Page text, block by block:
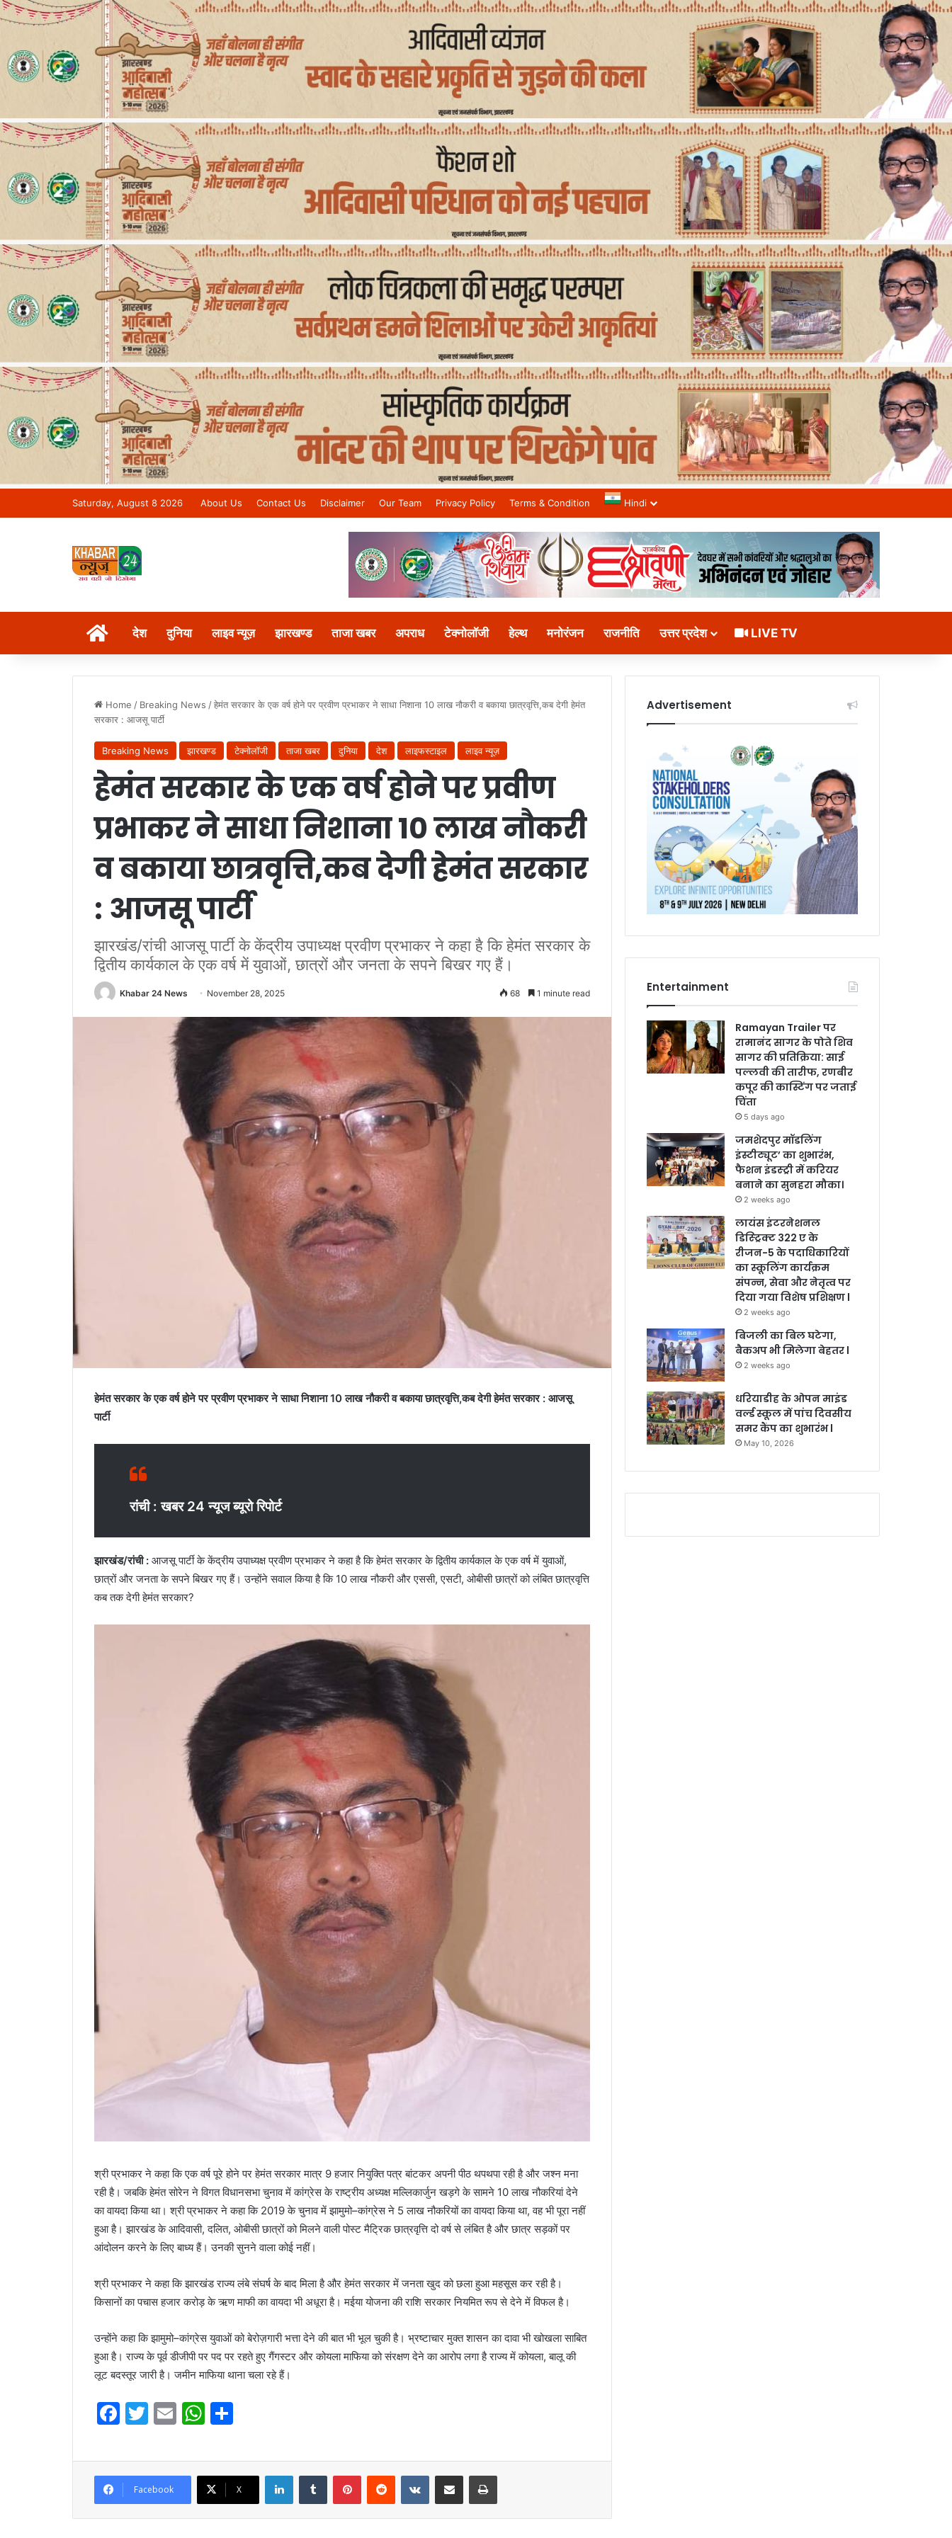
Saturday, August 8 2026 About Us Contact Us Disclaimer Our Team Privacy Policy Terms & Condition Hindi
Khabar 24 News Tv | Bihar/Jharkhand No.1 News Channel
देश दुनिया लाइव न्यूज़ झारखण्ड ताजा खबर अपराध टेक्नोलॉजी हेल्थ मनोरंजन राजनीति उत्तर प्रदेश LIVE TV
Home / Breaking News /हेमंत सरकार के एक वर्ष होने पर प्रवीण प्रभाकर ने साधा निशाना 10 लाख नौकरी व बकाया छात्रवृत्ति,कब देगी हेमंत
सरकार : आजसू पार्टी
Breaking News झारखण्ड टेक्नोलॉजी ताजा खबर दुनिया देश लाइफस्टाइल लाइव न्यूज़
हेमंत सरकार के एक वर्ष होने पर प्रवीण
प्रभाकर ने साधा निशाना 10 लाख नौकरी
व बकाया छात्रवृत्ति,कब देगी हेमंत सरकार
: आजसू पार्टी
झारखंड/रांची आजसू पार्टी के केंद्रीय उपाध्यक्ष प्रवीण प्रभाकर ने कहा है कि हेमंत सरकार के
द्वितीय कार्यकाल के एक वर्ष में युवाओं, छात्रों और जनता के सपने बिखर गए हैं।
Khabar 24 News November 28, 2025 68 1 minute read
हेमंत सरकार के एक वर्ष होने पर प्रवीण प्रभाकर ने साधा निशाना 10 लाख नौकरी व बकाया छात्रवृत्ति,कब देगी हेमंत सरकार : आजसू
पार्टी
रांची : खबर 24 न्यूज ब्यूरो रिपोर्ट
झारखंड/रांची : आजसू पार्टी के केंद्रीय उपाध्यक्ष प्रवीण प्रभाकर ने कहा है कि हेमंत सरकार के द्वितीय कार्यकाल के एक वर्ष में युवाओं,
छात्रों और जनता के सपने बिखर गए हैं। उन्होंने सवाल किया है कि 10 लाख नौकरी और एससी, एसटी, ओबीसी छात्रों को लंबित छात्रवृत्ति
कब तक देगी हेमंत सरकार?
श्री प्रभाकर ने कहा कि एक वर्ष पूरे होने पर हेमंत सरकार मात्र 9 हजार नियुक्ति पत्र बांटकर अपनी पीठ थपथपा रही है और जश्न मना
रही है। जबकि हेमंत सोरेन ने विगत विधानसभा चुनाव में कांग्रेस के राष्ट्रीय अध्यक्ष मल्लिकार्जुन खड़गे के सामने 10 लाख नौकरियां देने
का वायदा किया था। श्री प्रभाकर ने कहा कि 2019 के चुनाव में झामुमो–कांग्रेस ने 5 लाख नौकरियों का वायदा किया था, वह भी पूरा नहीं
हुआ है। झारखंड के आदिवासी, दलित, ओबीसी छात्रों को मिलने वाली पोस्ट मैट्रिक छात्रवृत्ति दो वर्ष से लंबित है और छात्र सड़कों पर
आंदोलन करने के लिए बाध्य हैं। उनकी सुनने वाला कोई नहीं।
श्री प्रभाकर ने कहा कि झारखंड राज्य लंबे संघर्ष के बाद मिला है और हेमंत सरकार में जनता खुद को छला हुआ महसूस कर रही है।
किसानों का पचास हजार करोड़ के ऋण माफी का वायदा भी अधूरा है। मईया योजना की राशि सरकार नियमित रूप से देने में विफल है।
उन्होंने कहा कि झामुमो–कांग्रेस युवाओं को बेरोज़गारी भत्ता देने की बात भी भूल चुकी है। भ्रष्टाचार मुक्त शासन का दावा भी खोखला साबित
हुआ है। राज्य के पूर्व डीजीपी पर पद पर रहते हुए गैंगस्टर और कोयला माफिया को संरक्षण देने का आरोप लगा है राज्य में कोयला, बालू की
लूट बदस्तूर जारी है। जमीन माफिया थाना चला रहे हैं।
F
c
e
b
o
T
itt
er
E
ai
l
W
at
s
A
p
ar
e
Facebook X
LinkedInTumblr PinterestReddit VKontakteShare via Email Print
Advertisement
Entertainment
Ramayan Trailer पर
रामानंद सागर के पोते शिव
सागर की प्रतिक्रिया: साई
पल्लवी की तारीफ, रणबीर
कपूर की कास्टिंग पर जताई
चिंता
5 days ago
जमशेदपुर मॉडलिंग
इंस्टीट्यूट’ का शुभारंभ,
फैशन इंडस्ट्री में करियर
बनाने का सुनहरा मौका।
2 weeks ago
लायंस इंटरनेशनल
डिस्ट्रिक्ट 322 ए के
रीजन-5 के पदाधिकारियों
का स्कूलिंग कार्यक्रम
संपन्न, सेवा और नेतृत्व पर
दिया गया विशेष प्रशिक्षण l
2 weeks ago
बिजली का बिल घटेगा,
बैकअप भी मिलेगा बेहतर l
2 weeks ago
धरियाडीह के ओपन माइंड
वर्ल्ड स्कूल में पांच दिवसीय
समर कैंप का शुभारंभ l
May 10, 2026